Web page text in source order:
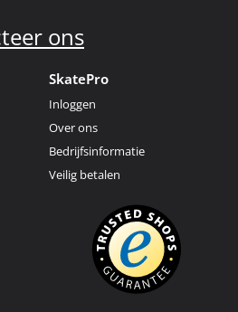
ons
SkatePro
Inloggen
Over ons
Bedrijfsinformatie
Veilig betalen